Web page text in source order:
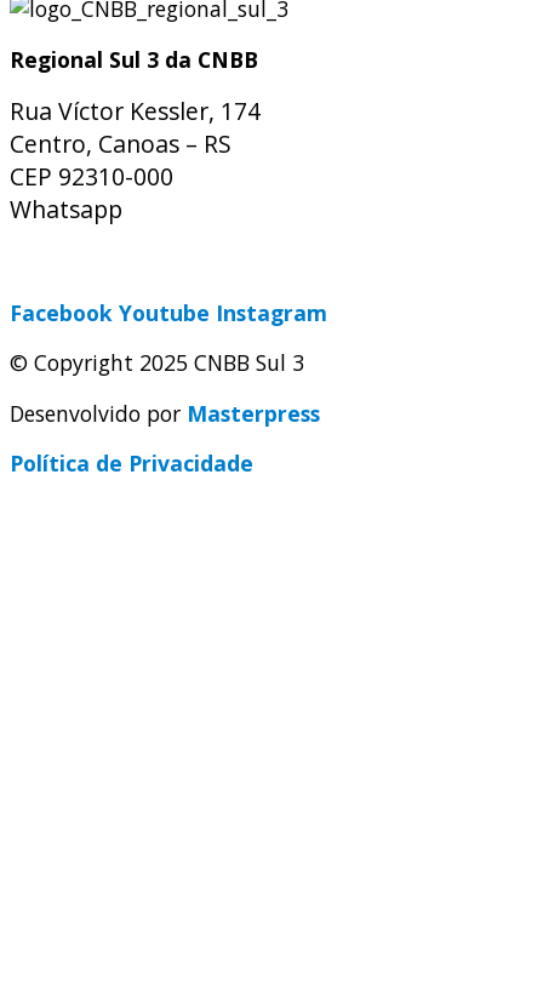
Regional Sul 3 da CNBB
Rua Víctor Kessler, 174
Centro, Canoas – RS
CEP 92310-000
Whatsapp
Facebook Youtube Instagram
© Copyright 2025 CNBB Sul 3
Desenvolvido por Masterpress
Política de Privacidade